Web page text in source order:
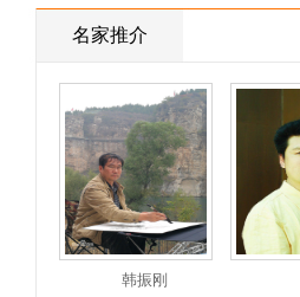
名家推介
韩振刚